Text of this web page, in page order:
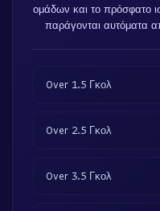
ομάδων και το πρόσφατο
παράγονται αυτόματα
Over 1.5 Γκολ
Over 2.5 Γκολ
Over 3.5 Γκολ